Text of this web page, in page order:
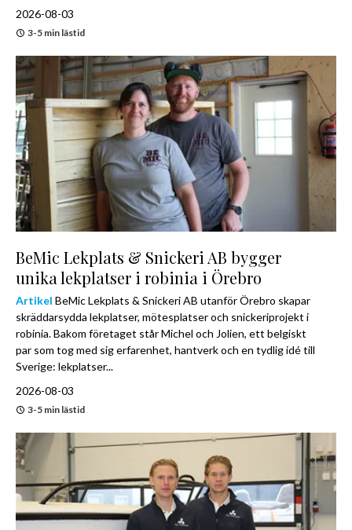
2026-08-03
3-5 min lästid
BeMic Lekplats & Snickeri AB bygger
unika lekplatser i robinia i Örebro
Artikel BeMic Lekplats & Snickeri AB utanför Örebro skapar
skräddarsydda lekplatser, mötesplatser och snickeriprojekt i
robinia. Bakom företaget står Michel och Jolien, ett belgiskt
par som tog med sig erfarenhet, hantverk och en tydlig idé till
Sverige: lekplatser...
2026-08-03
3-5 min lästid